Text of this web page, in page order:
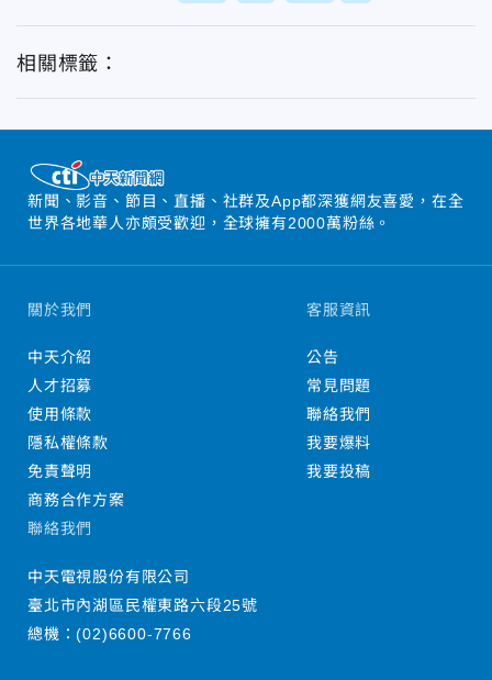
相關標籤：
新聞、影音、節目、直播、社群及App都深獲網友喜愛，在全
世界各地華人亦頗受歡迎，全球擁有2000萬粉絲。
關於我們
中天介紹
人才招募
使用條款
隱私權條款
免責聲明
商務合作方案
客服資訊
公告
常見問題
聯絡我們
我要爆料
我要投稿
聯絡我們
中天電視股份有限公司
臺北市內湖區民權東路六段25號
總機：(02)6600-7766